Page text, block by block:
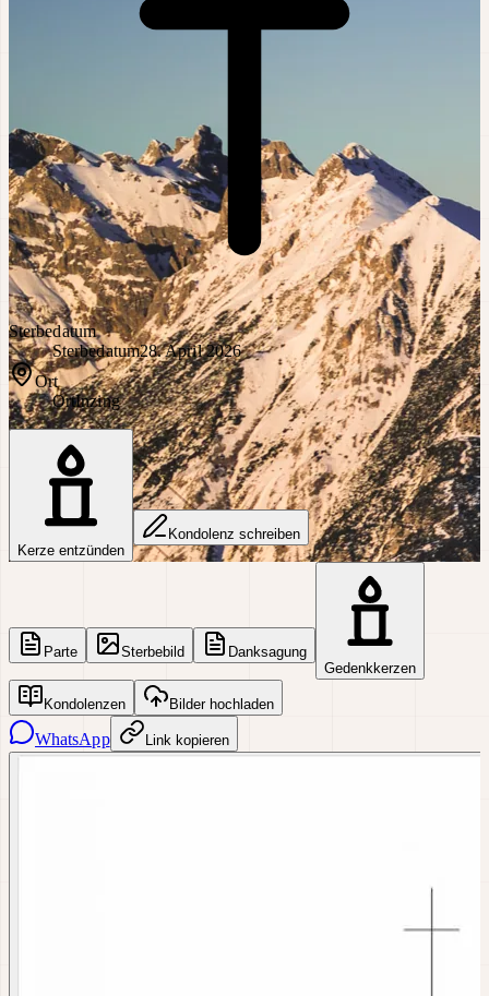
Sterbedatum
Sterbedatum28. April 2026
Ort
OrtInzing
Kerze entzünden
Kondolenz schreiben
Parte Sterbebild
Danksagung
Gedenkkerzen
Kondolenzen Bilder hochladen
WhatsApp Link kopieren